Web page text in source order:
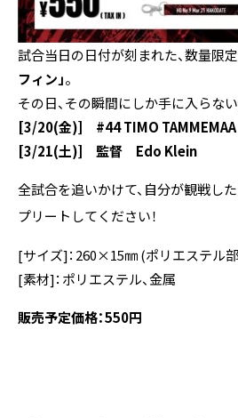
試合当日の日付が刻まれた、数量限
フィン」。
その日、その瞬間にしか手に入らな
[3/20(金)] #44 TIMO TAMMEMAA
[3/21(土)] 監督 Edo Klein
全試合を追いかけて、自分が観戦し
プリートしてください！
[サイズ]：260×15㎜ (ポリエステル
[素材]：ポリエステル、金属
販売予定価格：550円